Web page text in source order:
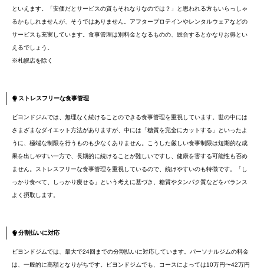
といえます。「安価だとサービスの質もそれなりなのでは？」と思われる方もいらっしゃ
るかもしれませんが、そうではありません。アフタープロテインやレンタルウェアなどの
サービスも充実しています。食事管理は別料金となるものの、総合するとかなりお得とい
えるでしょう。
※札幌店を除く
ストレスフリーな食事管理
ビヨンドジムでは、無理なく続けることのできる食事管理を重視しています。世の中には
さまざまなダイエット方法がありますが、中には「糖質を完全にカットする」といったよ
うに、極端な制限を行うものも少なくありません。こうした厳しい食事制限は短期的な成
果を出しやすい一方で、長期的に続けることが難しいですし、健康を害する可能性も否め
ません。ストレスフリーな食事管理を重視しているので、続けやすいのも特徴です。「し
っかり食べて、しっかり痩せる」という考えに基づき、糖質やタンパク質などをバランス
よく摂取します。
分割払いに対応
ビヨンドジムでは、最大で24回までの分割払いに対応しています。パーソナルジムの料金
は、一般的に高額となりがちです。ビヨンドジムでも、コースによっては10万円〜42万円